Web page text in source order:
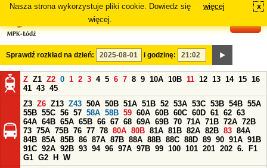
Nasza strona wykorzystuje pliki cookie. Dowiedz się
więcej.
więcej x
Sprawdź rozkład na dzień: i godzinę:
Z Z1 Z2 0 1 2 3 4 5 6 7 8 9 10A 10B 11 12 13 14 15 16
41 43 45
Z3 Z6 Z13 Z43 50A 50B 51A 51B 52 53A 53C 53B 54B 55A
55B 55C 56 57 58A 58B 59 60A 60B 60C 60D 61 62 63
64A 64B 65A 65B 66 67 68 69A 69B 70 71A 71B 72A 72B
73 75A 75B 76 77 78 80A 80B 81A 81B 82A 82B 83 84A
84B 85A 85B 86 87A 87B 88A 88B 88C 88D 89 90 91A 91B
91C 92A 92B 93 94 96 97A 97B 99 100 101 201 202 6.
F1
G1 G2 H
W